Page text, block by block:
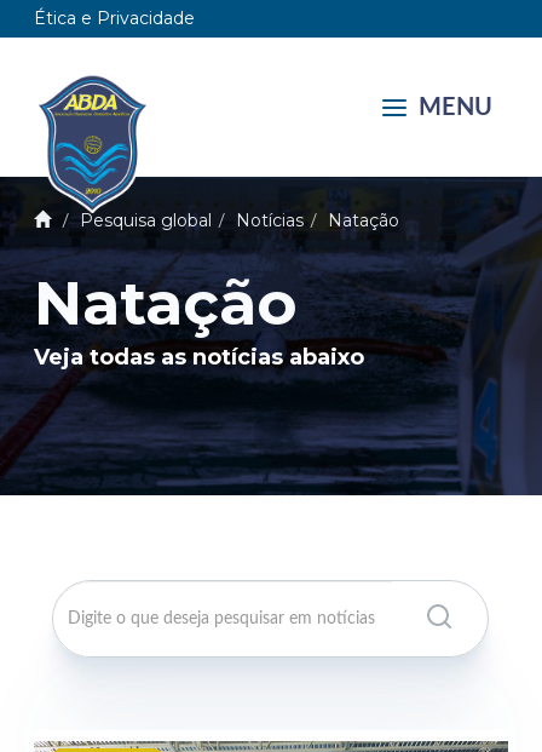
Ética e Privacidade
MENU
Pesquisa global Notícias Natação
Natação
Veja todas as notícias abaixo